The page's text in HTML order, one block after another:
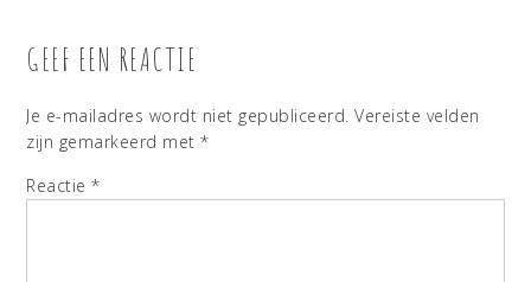
GEEF EEN REACTIE
Je e-mailadres wordt niet gepubliceerd. Vereiste velden
zijn gemarkeerd met*
Reactie*